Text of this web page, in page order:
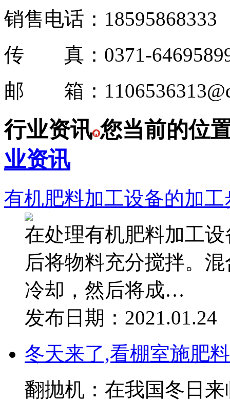
销售电话：18595868333
传 真：0371-
邮 箱：
行业资讯 您当前的位
业资讯
有机肥料加工设备的加工
在处理有机肥料加工
后将物料充分搅拌。
冷却，然后将成…
发布日期：2021.01.24
冬天来了,看棚室施肥
翻抛机：在我国冬日